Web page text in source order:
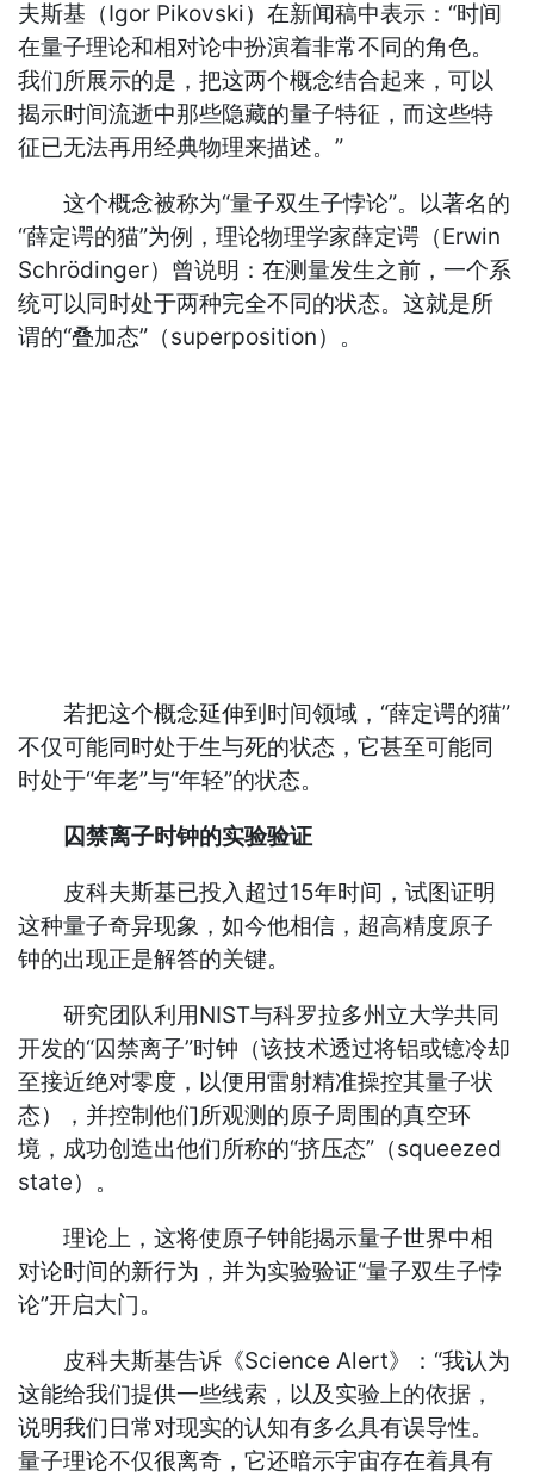
夫斯基（Igor Pikovski）在新闻稿中表示：“时间
在量子理论和相对论中扮演着非常不同的角色。
我们所展示的是，把这两个概念结合起来，可以
揭示时间流逝中那些隐藏的量子特征，而这些特
征已无法再用经典物理来描述。”
这个概念被称为“量子双生子悖论”。以著名的
“薛定谔的猫”为例，理论物理学家薛定谔（Erwin
Schrödinger）曾说明：在测量发生之前，一个系
统可以同时处于两种完全不同的状态。这就是所
谓的“叠加态”（superposition）。
若把这个概念延伸到时间领域，“薛定谔的猫”
不仅可能同时处于生与死的状态，它甚至可能同
时处于“年老”与“年轻”的状态。
囚禁离子时钟的实验验证
皮科夫斯基已投入超过15年时间，试图证明
这种量子奇异现象，如今他相信，超高精度原子
钟的出现正是解答的关键。
研究团队利用NIST与科罗拉多州立大学共同
开发的“囚禁离子”时钟（该技术透过将铝或镱冷却
至接近绝对零度，以便用雷射精准操控其量子状
态），并控制他们所观测的原子周围的真空环
境，成功创造出他们所称的“挤压态”（squeezed
state）。
理论上，这将使原子钟能揭示量子世界中相
对论时间的新行为，并为实验验证“量子双生子悖
论”开启大门。
皮科夫斯基告诉《Science Alert》：“我认为
这能给我们提供一些线索，以及实验上的依据，
说明我们日常对现实的认知有多么具有误导性。
量子理论不仅很离奇，它还暗示宇宙存在着具有